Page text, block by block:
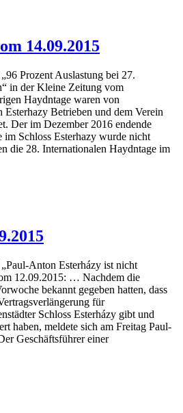
14.09.2015
Prozent Auslastung bei 27.
in der Kleine Zeitung vom
Haydntage waren von
Betrieben und dem Verein
Der im Dezember 2016 endende
im Schloss Esterhazy wurde nicht
die 28. Internationalen Haydntage im
Anton Esterházy ist nicht
12.09.2015: … Nachdem die
bekannt gegeben hatten, dass
für
Schloss Esterházy gibt und
haben, meldete sich am Freitag Paul-
Geschäftsführer einer